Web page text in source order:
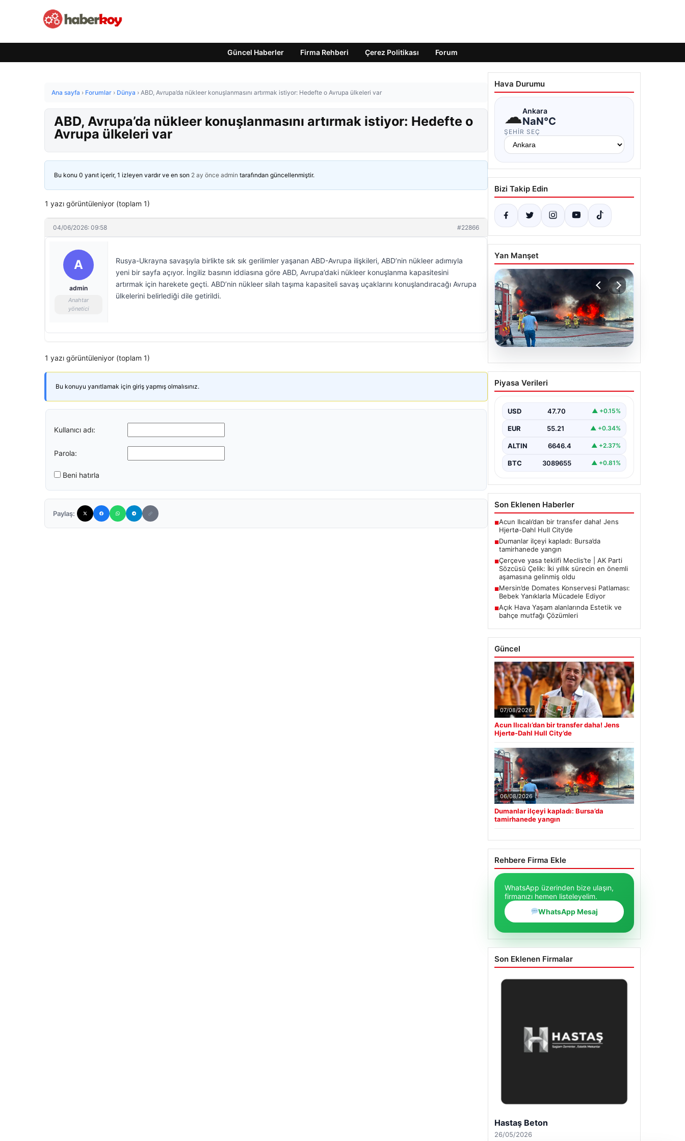
Güncel Haberler Firma Rehberi Çerez Politikası Forum
Ana sayfa › Forumlar › Dünya › ABD, Avrupa’da nükleer konuşlanmasını artırmak istiyor: Hedefte o Avrupa ülkeleri var
ABD, Avrupa’da nükleer konuşlanmasını artırmak istiyor: Hedefte o
Avrupa ülkeleri var
Bu konu 0 yanıt içerir, 1 izleyen vardır ve en son 2 ay önce admin tarafından güncellenmiştir.
1 yazı görüntüleniyor (toplam 1)
04/06/2026: 09:58 #22866
A
admin
Anahtar
yönetici
Rusya-Ukrayna savaşıyla birlikte sık sık gerilimler yaşanan ABD-Avrupa ilişkileri, ABD’nin nükleer adımıyla
yeni bir sayfa açıyor. İngiliz basının iddiasına göre ABD, Avrupa’daki nükleer konuşlanma kapasitesini
artırmak için harekete geçti. ABD’nin nükleer silah taşıma kapasiteli savaş uçaklarını konuşlandıracağı Avrupa
ülkelerini belirlediği dile getirildi.
1 yazı görüntüleniyor (toplam 1)
Bu konuyu yanıtlamak için giriş yapmış olmalısınız.
Kullanıcı adı:
Parola:
Beni hatırla
Paylaş:
Hava Durumu
☁Ankara
NaN°C
ŞEHIR SEÇ
Bizi Takip Edin
Yan Manşet
Dumanlar ilçeyi kapladı:
Bursa’da tamirhanede
Piyasa Verileri
USD 47.70 ▲ +0.15%
EUR 55.21 ▲ +0.34%
ALTIN 6646.4 ▲ +2.37%
BTC 3089655 ▲ +0.81%
Son Eklenen Haberler
■Acun Ilıcalı’dan bir transfer daha! Jens
Hjertø-Dahl Hull City’de
■Dumanlar ilçeyi kapladı: Bursa’da
tamirhanede yangın
■Çerçeve yasa teklifi Meclis’te | AK Parti
Sözcüsü Çelik: İki yıllık sürecin en önemli
aşamasına gelinmiş oldu
■Mersin’de Domates Konservesi Patlaması:
Bebek Yanıklarla Mücadele Ediyor
■Açık Hava Yaşam alanlarında Estetik ve
bahçe mutfağı Çözümleri
Güncel
07/08/2026
Acun Ilıcalı’dan bir transfer daha! Jens
Hjertø-Dahl Hull City’de
06/08/2026
Dumanlar ilçeyi kapladı: Bursa’da
tamirhanede yangın
Rehbere Firma Ekle
WhatsApp üzerinden bize ulaşın,
firmanızı hemen listeleyelim.
WhatsApp Mesaj
Son Eklenen Firmalar
Hastaş Beton
26/05/2026